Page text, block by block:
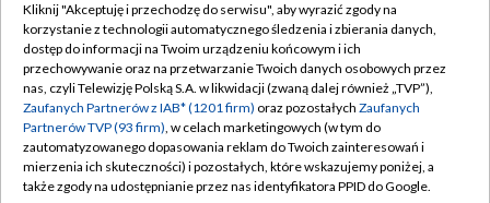
TVP
Abonament TVP
Emisja w TVP
Centrum informacji TVP
Naziemna Telewizja Cyfrowa
Regulamin TVP
Polityka prywatności
Moje zgody
Pomoc
Kliknij "Akceptuję i przechodzę do serwisu", aby wyrazić zgody na
korzystanie z technologii automatycznego śledzenia i zbierania danych,
dostęp do informacji na Twoim urządzeniu końcowym i ich
przechowywanie oraz na przetwarzanie Twoich danych osobowych przez
nas, czyli Telewizję Polską S.A. w likwidacji (zwaną dalej również „TVP”),
Zaufanych Partnerów z IAB* (1201 firm) oraz pozostałych Zaufanych
Partnerów TVP (93 firm), w celach marketingowych (w tym do
zautomatyzowanego dopasowania reklam do Twoich zainteresowań i
mierzenia ich skuteczności) i pozostałych, które wskazujemy poniżej, a
także zgody na udostępnianie przez nas identyfikatora PPID do Google.